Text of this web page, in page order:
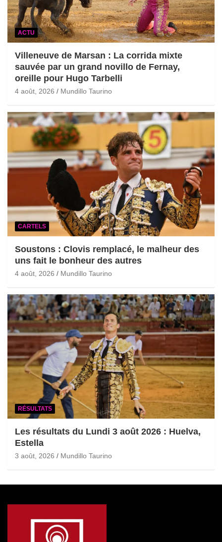
ACTU
Villeneuve de Marsan : La corrida mixte
sauvée par un grand novillo de Fernay,
oreille pour Hugo Tarbelli
4 août, 2026 Mundillo Taurino
CARTELS
Soustons : Clovis remplacé, le malheur des
uns fait le bonheur des autres
4 août, 2026 Mundillo Taurino
RÉSULTATS
Les résultats du Lundi 3 août 2026 : Huelva,
Estella
3 août, 2026 Mundillo Taurino